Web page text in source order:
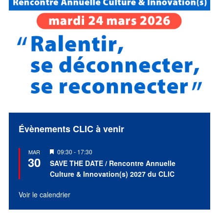
Évènements CLIC à venir
MAR
30
Mis
en
avant
09:30 - 17:30
SAVE THE DATE / Rencontre Annuelle
Culture & Innovation(s) 2027 du CLIC
Voir le calendrier